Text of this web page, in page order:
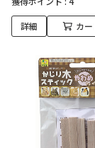
詳細 カ